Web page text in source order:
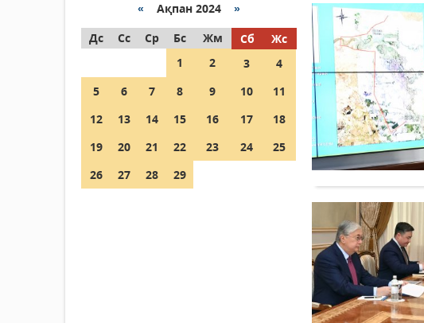
« Ақпан 2024 »
Дс
Сс Ср Бс Жм Сб
Жс
1
2 3
4
5
6 7 8 9 10
11
12
13 14 15 16 17
18
19
20 21 22 23 24
25
26
27 28 29